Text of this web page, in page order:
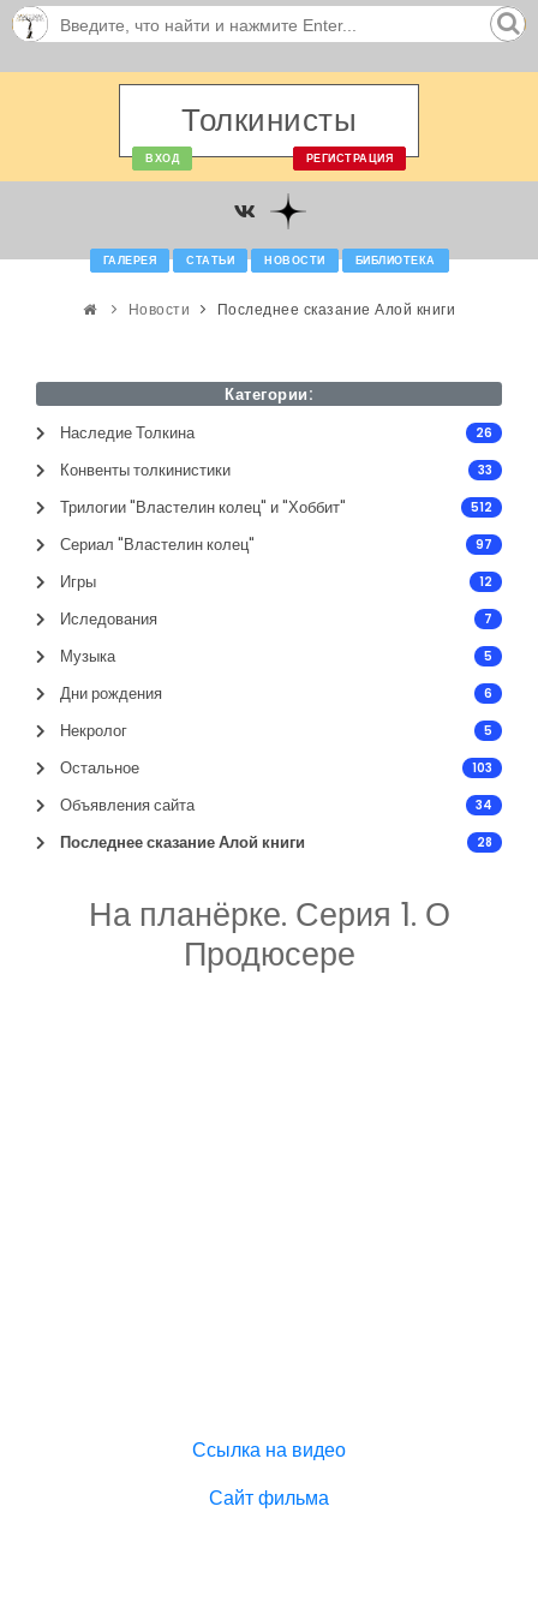
Толкинисты
ВХОД РЕГИСТРАЦИЯ
ГАЛЕРЕЯ СТАТЬИ НОВОСТИ БИБЛИОТЕКА
Новости Последнее сказание Алой книги
Категории:
Наследие Толкина
26
Конвенты толкинистики 33
Трилогии "Властелин колец" и "Хоббит" 512
Сериал "Властелин колец" 97
Игры 12
Иследования 7
Музыка 5
Дни рождения 6
Некролог 5
Остальное 103
Объявления сайта 34
Последнее сказание Алой книги 28
На планёрке. Серия 1. О
Продюсере
Ссылка на видео
Сайт фильма